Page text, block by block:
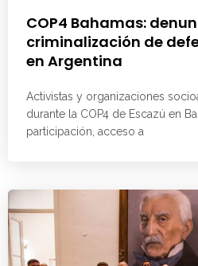
COP4 Bahamas:
criminalización de
en Argentina
Activistas y organizaciones
durante la COP4 de Escazú en
participación, acceso a